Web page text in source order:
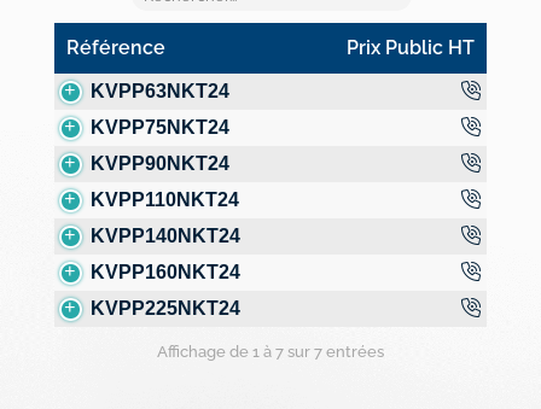
Référence Prix Public HT
Référence Prix Public HT
KVPP63NKT24
KVPP75NKT24
KVPP90NKT24
KVPP110NKT24
KVPP140NKT24
KVPP160NKT24
KVPP225NKT24
Affichage de 1 à 7 sur 7 entrées